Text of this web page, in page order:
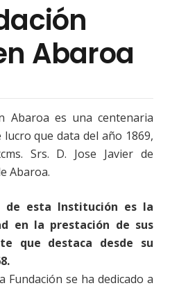
Abaroa
Abaroa es una centenaria
que data del año 1869,
Srs. D. Jose Javier de
Abaroa.
de esta Institución es la
en la prestación de sus
que destaca desde su
Fundación se ha dedicado a